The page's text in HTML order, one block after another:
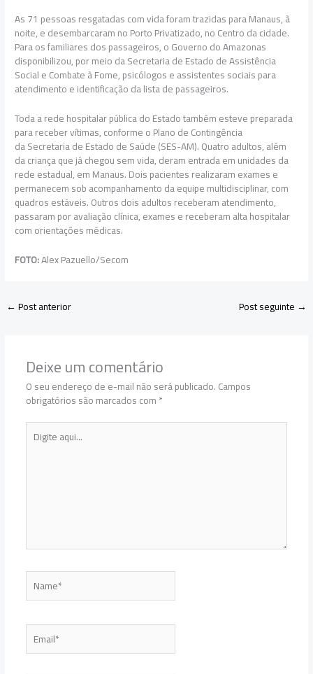
As 71 pessoas resgatadas com vida foram trazidas para Manaus, à
noite, e desembarcaram no Porto Privatizado, no Centro da cidade.
Para os familiares dos passageiros, o Governo do Amazonas
disponibilizou, por meio da Secretaria de Estado de Assistência
Social e Combate à Fome, psicólogos e assistentes sociais para
atendimento e identificação da lista de passageiros.
Toda a rede hospitalar pública do Estado também esteve preparada
para receber vítimas, conforme o Plano de Contingência
da Secretaria de Estado de Saúde (SES-AM). Quatro adultos, além
da criança que já chegou sem vida, deram entrada em unidades da
rede estadual, em Manaus. Dois pacientes realizaram exames e
permanecem sob acompanhamento da equipe multidisciplinar, com
quadros estáveis. Outros dois adultos receberam atendimento,
passaram por avaliação clínica, exames e receberam alta hospitalar
com orientações médicas.
FOTO:Alex Pazuello/Secom
←Post anterior Post seguinte →
Deixe um comentário
O seu endereço de e-mail não será publicado.Campos
obrigatórios são marcados com*
Digite
aqui...
Name*
Email*